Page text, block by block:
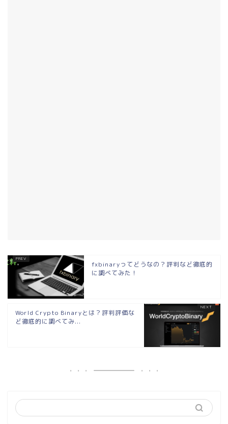
fxbinaryってどうなの？評判など徹底的
に調べてみた！
World Crypto Binaryとは？評判評価な
ど徹底的に調べてみ...